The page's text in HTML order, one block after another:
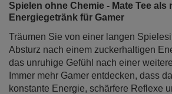
Spielen ohne Chemie - Mate Tee als
Energiegetränk für Gamer
Träumen Sie von einer langen
Absturz nach einem zuckerhaltigen
das unruhige Gefühl nach einer
Immer mehr Gamer entdecken, dass
konstante Energie, schärfere Reflexe